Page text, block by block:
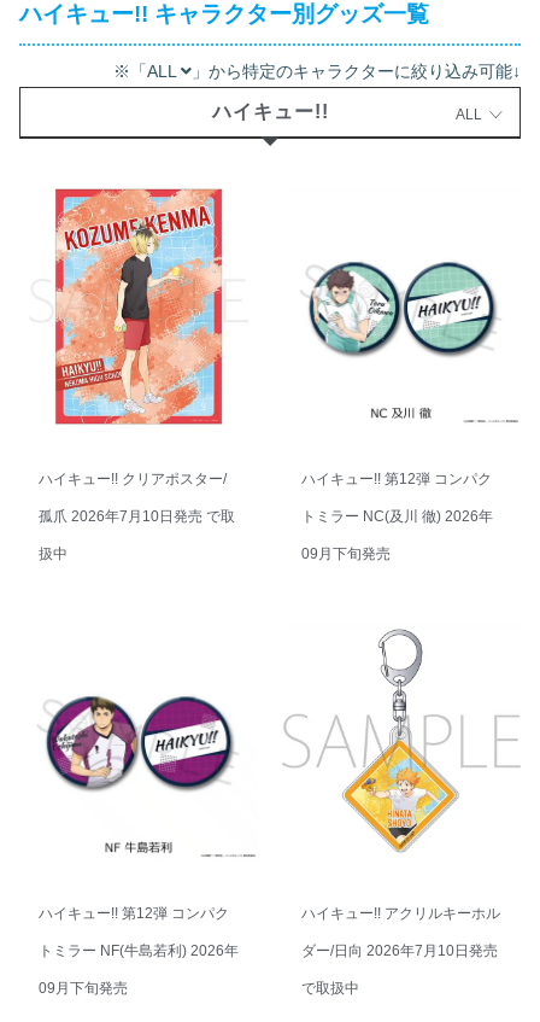
ハイキュー!! キャラクター別グッズ一覧
※「ALL 」から特定のキャラクターに絞り込み可能↓
ハイキュー!! ALL
ハイキュー!! クリアポスター/
孤爪 2026年7月10日発売 で取
扱中
ハイキュー!! 第12弾 コンパク
トミラー NC(及川 徹) 2026年
09月下旬発売
ハイキュー!! 第12弾 コンパク
トミラー NF(牛島若利) 2026年
09月下旬発売
ハイキュー!! アクリルキーホル
ダー/日向 2026年7月10日発売
で取扱中